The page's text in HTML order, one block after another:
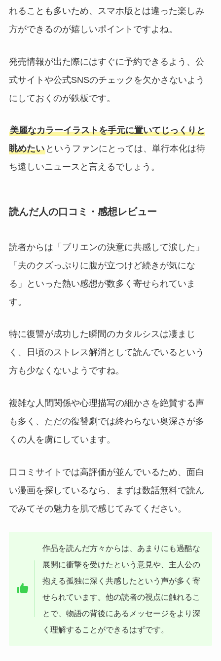
れることも多いため、スマホ版とは違った楽しみ
方ができるのが嬉しいポイントですよね。
発売情報が出た際にはすぐに予約できるよう、公
式サイトや公式SNSのチェックを欠かさないよう
にしておくのが鉄板です。
美麗なカラーイラストを手元に置いてじっくりと
眺めたいというファンにとっては、単行本化は待
ち遠しいニュースと言えるでしょう。
読んだ人の口コミ・感想レビュー
読者からは「ブリエンの決意に共感して涙した」
「夫のクズっぷりに腹が立つけど続きが気にな
る」といった熱い感想が数多く寄せられていま
す。
特に復讐が成功した瞬間のカタルシスは凄まじ
く、日頃のストレス解消として読んでいるという
方も少なくないようですね。
複雑な人間関係や心理描写の細かさを絶賛する声
も多く、ただの復讐劇では終わらない奥深さが多
くの人を虜にしています。
口コミサイトでは高評価が並んでいるため、面白
い漫画を探しているなら、まずは数話無料で読ん
でみてその魅力を肌で感じてみてください。
作品を読んだ方々からは、あまりにも過酷な
展開に衝撃を受けたという意見や、主人公の
抱える孤独に深く共感したという声が多く寄
せられています。他の読者の視点に触れるこ
とで、物語の背後にあるメッセージをより深
く理解することができるはずです。